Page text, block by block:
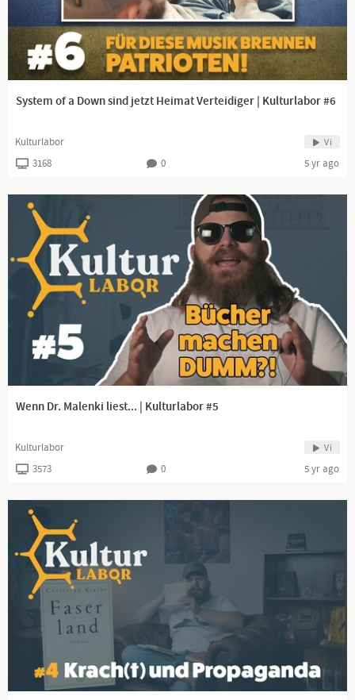
System of a Down sind jetzt Heimat Verteidiger | Kulturlabor #6
Kulturlabor Vi
3168 0 5 yr ago
Wenn Dr. Malenki liest... | Kulturlabor #5
Kulturlabor Vi
3573 0 5 yr ago